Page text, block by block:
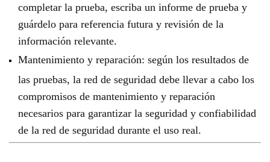
completar la prueba, escriba un informe de prueba y
guárdelo para referencia futura y revisión de la
información relevante.
Mantenimiento y reparación: según los resultados de
las pruebas, la red de seguridad debe llevar a cabo los
compromisos de mantenimiento y reparación
necesarios para garantizar la seguridad y confiabilidad
de la red de seguridad durante el uso real.